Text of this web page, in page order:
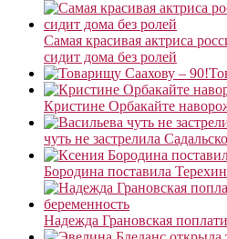
Самая красивая актриса
сидит дома без ролей
Кристине Орбакайте
чуть не застрелила
Бородина поставила
Надежда Грановская